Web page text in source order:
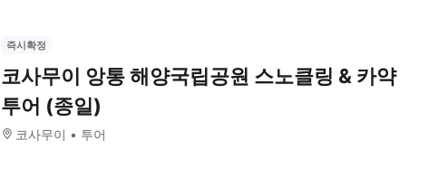
즉시확정
코사무이 앙통 해양국립공원 스노클링 & 카약
투어 (종일)
코사무이 투어